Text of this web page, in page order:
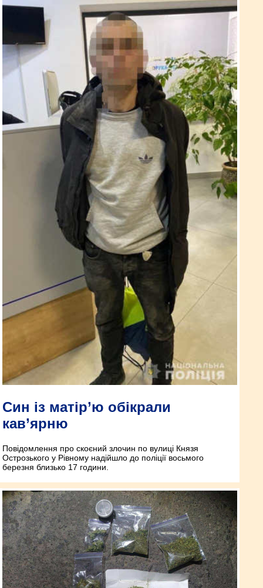
Син із матір’ю обікрали
кав’ярню
Повідомлення про скоєний злочин по вулиці Князя
Острозького у Рівному надійшло до поліції восьмого
березня близько 17 години.